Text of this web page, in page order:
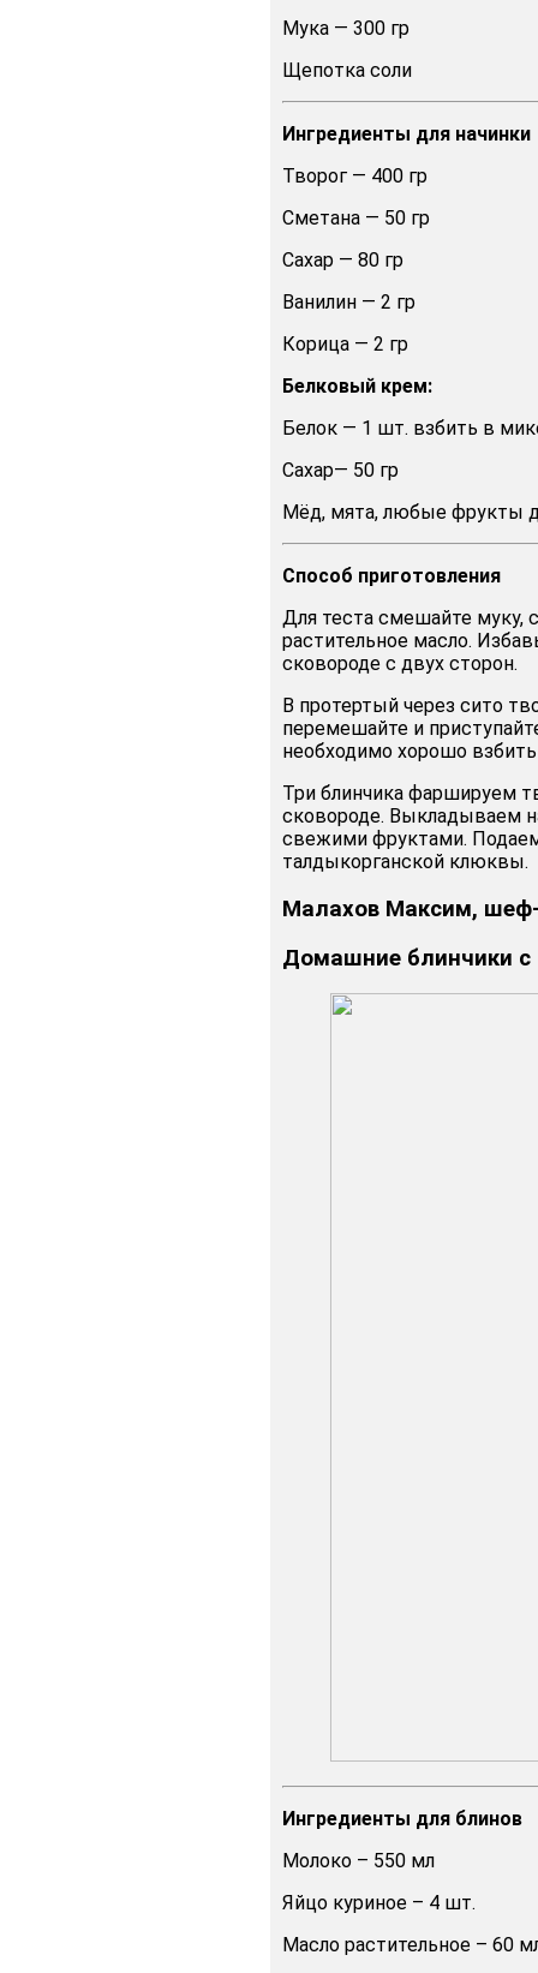
Мука — 300 гр
Щепотка соли
Ингредиенты для начинки
Творог — 400 гр
Сметана — 50 гр
Сахар — 80 гр
Ванилин — 2 гр
Корица — 2 гр
Белковый крем:
Белок — 1 шт. взбить в
Сахар— 50 гр
Мёд, мята, любые фрукты
Способ приготовления
Для теста смешайте муку,
растительное масло.
сковороде с двух сторон.
В протертый через сито
перемешайте и
необходимо хорошо
Три блинчика фаршируем
сковороде. Выкладываем
свежими фруктами.
талдыкорганской клюквы.
Малахов Максим, шеф-
Домашние блинчики с
Ингредиенты для блинов
Молоко – 550 мл
Яйцо куриное – 4 шт.
Масло растительное – 60